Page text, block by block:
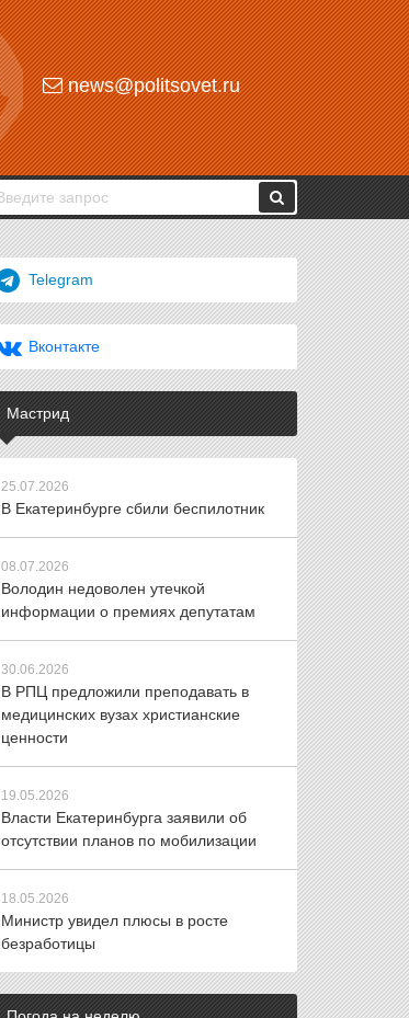
news@politsovet.ru
Telegram
Вконтакте
Мастрид
25.07.2026
В Екатеринбурге сбили беспилотник
08.07.2026
Володин недоволен утечкой
информации о премиях депутатам
30.06.2026
В РПЦ предложили преподавать в
медицинских вузах христианские
ценности
19.05.2026
Власти Екатеринбурга заявили об
отсутствии планов по мобилизации
18.05.2026
Министр увидел плюсы в росте
безработицы